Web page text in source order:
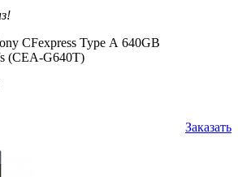
CFexpress Type А 640GB
(CEA-G640T)
Заказать